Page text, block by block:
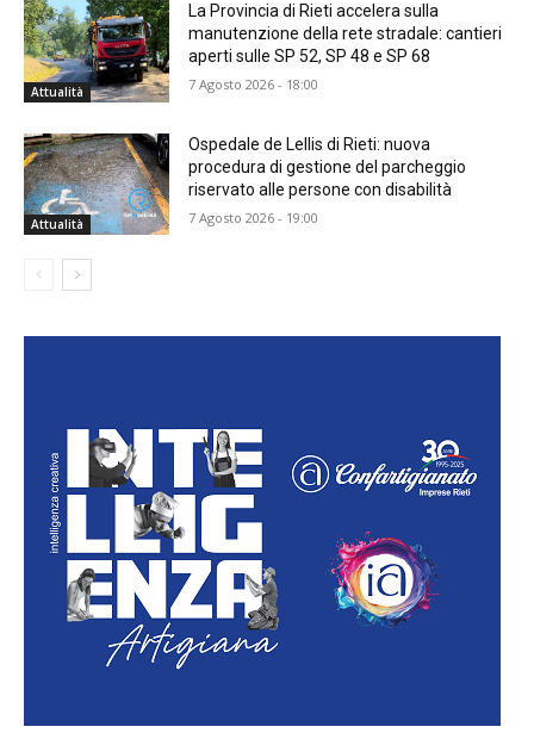
Attualità
La Provincia di Rieti accelera sulla
manutenzione della rete stradale: cantieri
aperti sulle SP 52, SP 48 e SP 68
7 Agosto 2026 - 18:00
Attualità
Ospedale de Lellis di Rieti: nuova
procedura di gestione del parcheggio
riservato alle persone con disabilità
7 Agosto 2026 - 19:00